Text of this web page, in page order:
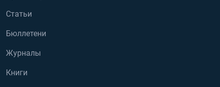
Статьи
Бюллетени
Журналы
Книги